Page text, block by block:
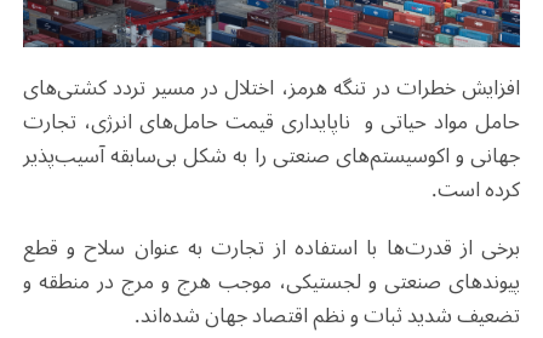
افزایش خطرات در تنگه هرمز، اختلال در مسیر تردد کشتی‌های
حامل مواد حیاتی و ناپایداری قیمت حامل‌های انرژی، تجارت
جهانی و اکوسیستم‌های صنعتی را به شکل بی‌سابقه‌ آسیب‌پذیر
کرده است.
برخی از قدرت‌ها با استفاده از تجارت به عنوان سلاح و قطع
پیوندهای صنعتی و لجستیکی، موجب هرج و مرج در منطقه و
تضعیف شدید ثبات و نظم اقتصاد جهان شده‌اند.